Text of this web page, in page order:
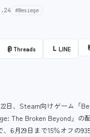
#Besiege
@ Threads L LINE
日、Steam向けゲーム「
The Broken Beyond」の
6月29日まで15％オフの